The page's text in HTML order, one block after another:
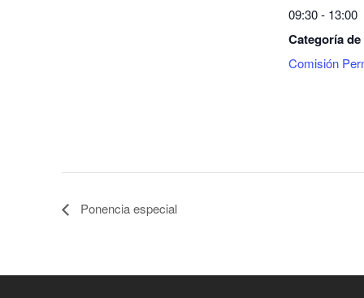
09:30 - 13:00
Categoría
Comisión
Ponencia especial